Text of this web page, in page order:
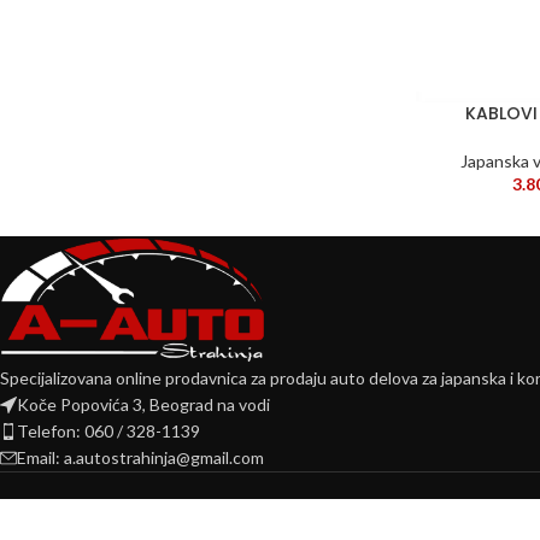
DODAJ U KORPU
Japanska
Specijalizovana online prodavnica za prodaju auto delova za japanska i
Koče Popovića 3, Beograd na vodi
Telefon: 060 / 328-1139
Email: a.autostrahinja@gmail.com